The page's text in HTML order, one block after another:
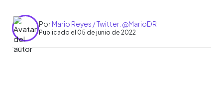
PorMario Reyes / Twitter: @MarioDR
Publicado el 05 de junio de 2022